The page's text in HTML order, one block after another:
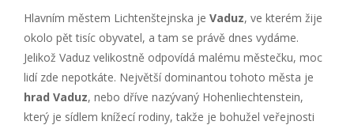
Hlavním městem Lichtenštejnska je Vaduz, ve kterém žije
okolo pět tisíc obyvatel, a tam se právě dnes vydáme.
Jelikož Vaduz velikostně odpovídá malému městečku, moc
lidí zde nepotkáte. Největší dominantou tohoto města je
hrad Vaduz, nebo dříve nazývaný Hohenliechtenstein,
který je sídlem knížecí rodiny, takže je bohužel veřejnosti